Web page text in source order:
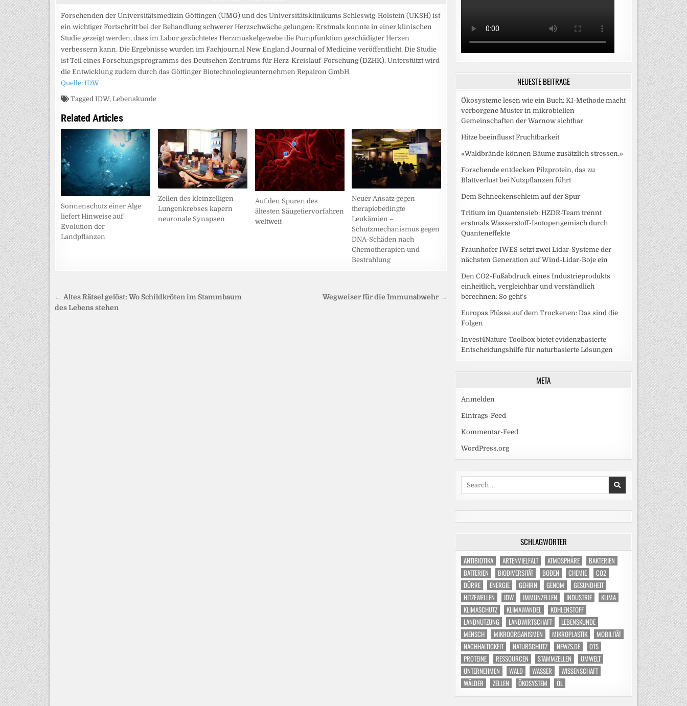
Forschenden der Universitätsmedizin Göttingen (UMG) und des Universitätsklinikums Schleswig-Holstein (UKSH) ist
ein wichtiger Fortschritt bei der Behandlung schwerer Herzschwäche gelungen: Erstmals konnte in einer klinischen
Studie gezeigt werden, dass im Labor gezüchtetes Herzmuskelgewebe die Pumpfunktion geschädigter Herzen
verbessern kann. Die Ergebnisse wurden im Fachjournal New England Journal of Medicine veröffentlicht. Die Studie
ist Teil eines Forschungsprogramms des Deutschen Zentrums für Herz-Kreislauf-Forschung (DZHK). Unterstützt wird
die Entwicklung zudem durch das Göttinger Biotechnologieunternehmen Repairon GmbH.
Quelle: IDW
Tagged IDW, Lebenskunde
Related Articles
Sonnenschutz einer Alge
liefert Hinweise auf
Evolution der
Landpflanzen
Zellen des kleinzelligen
Lungenkrebses kapern
neuronale Synapsen
Auf den Spuren des
ältesten Säugetiervorfahren
weltweit
Neuer Ansatz gegen
therapiebedingte
Leukämien –
Schutzmechanismus gegen
DNA-Schäden nach
Chemotherapien und
Bestrahlung
Beitragsnavigation Wegweiser für die Immunabwehr →
← Altes Rätsel gelöst: Wo Schildkröten im Stammbaum
des Lebens stehen
NEUESTE BEITRÄGE
Ökosysteme lesen wie ein Buch: KI-Methode macht
verborgene Muster in mikrobiellen
Gemeinschaften der Warnow sichtbar
Hitze beeinflusst Fruchtbarkeit
«Waldbrände können Bäume zusätzlich stressen.»
Forschende entdecken Pilzprotein, das zu
Blattverlust bei Nutzpflanzen führt
Dem Schneckenschleim auf der Spur
Tritium im Quantensieb: HZDR-Team trennt
erstmals Wasserstoff-Isotopengemisch durch
Quanteneffekte
Fraunhofer IWES setzt zwei Lidar-Systeme der
nächsten Generation auf Wind-Lidar-Boje ein
Den CO2-Fußabdruck eines Industrieprodukts
einheitlich, vergleichbar und verständlich
berechnen: So geht‘s
Europas Flüsse auf dem Trockenen: Das sind die
Folgen
Invest4Nature-Toolbox bietet evidenzbasierte
Entscheidungshilfe für naturbasierte Lösungen
META
Anmelden
Eintrags-Feed
Kommentar-Feed
WordPress.org
SCHLAGWÖRTER
ANTIBIOTIKA ARTENVIELFALT ATMOSPHÄRE
BAKTERIEN
BATTERIEN
BIODIVERSITÄT BODEN CHEMIE
CO2
DÜRRE
ENERGIE GEHIRN GENOM
GESUNDHEIT
HITZEWELLEN
IDW IMMUNZELLEN INDUSTRIE
KLIMA
KLIMASCHUTZ
KLIMAWANDEL
KOHLENSTOFF
LANDNUTZUNG
LANDWIRTSCHAFT
LEBENSKUNDE
MENSCH
MIKROORGANISMEN MIKROPLASTIK
MOBILITÄT
NACHHALTIGKEIT
NATURSCHUTZ NEWZS.DE
OTS
PROTEINE
RESSOURCEN STAMMZELLEN
UMWELT
UNTERNEHMEN
WALD WASSER
WISSENSCHAFT
WÄLDER
ZELLEN ÖKOSYSTEM ÖL